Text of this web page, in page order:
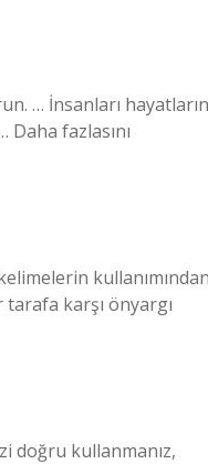
… İnsanları
fazlasını
karşı önyargı
doğru kullanmanız,